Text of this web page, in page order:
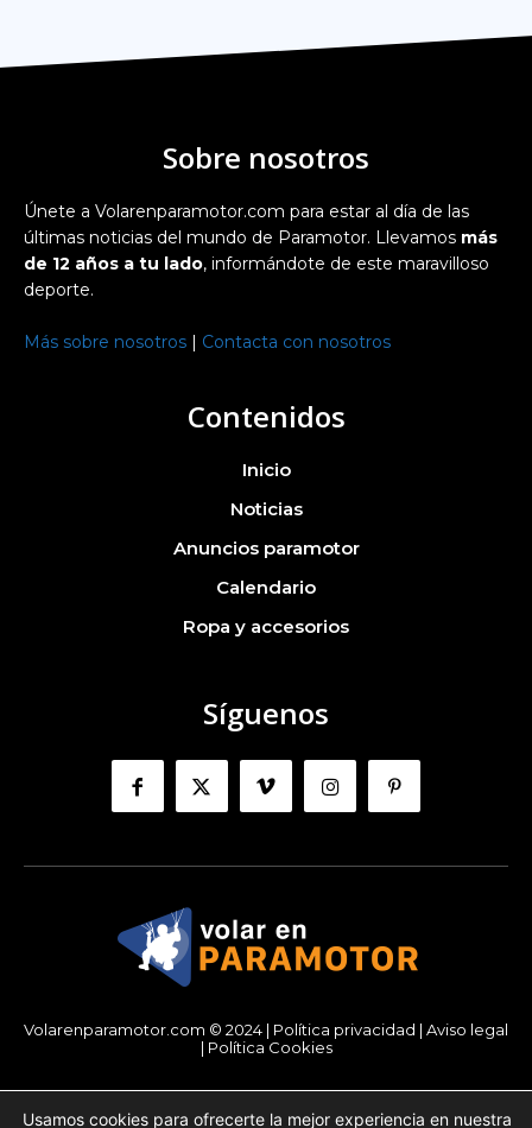
Sobre nosotros
Únete a Volarenparamotor.com para estar al día de las
últimas noticias del mundo de Paramotor. Llevamos más
de 12 años a tu lado, informándote de este maravilloso
deporte.
Más sobre nosotros | Contacta con nosotros
Contenidos
Inicio
Noticias
Anuncios paramotor
Calendario
Ropa y accesorios
Síguenos
Volarenparamotor.com © 2024 | Política privacidad | Aviso legal
| Política Cookies
Usamos cookies para ofrecerte la mejor experiencia en nuestra